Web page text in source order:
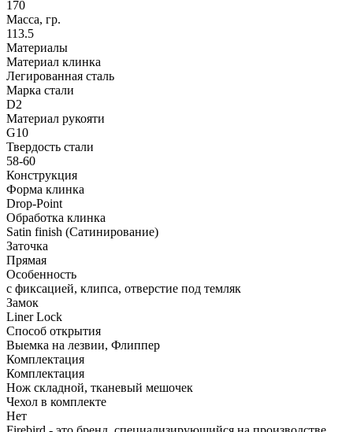
170
Масса, гр.
113.5
Материалы
Материал клинка
Легированная сталь
Марка стали
D2
Материал рукояти
G10
Твердость стали
58-60
Конструкция
Форма клинка
Drop-Point
Обработка клинка
Satin finish (Сатинирование)
Заточка
Прямая
Особенность
с фиксацией, клипса, отверстие под темляк
Замок
Liner Lock
Способ открытия
Выемка на лезвии, Флиппер
Комплектация
Комплектация
Нож складной, тканевый мешочек
Чехол в комплекте
Нет